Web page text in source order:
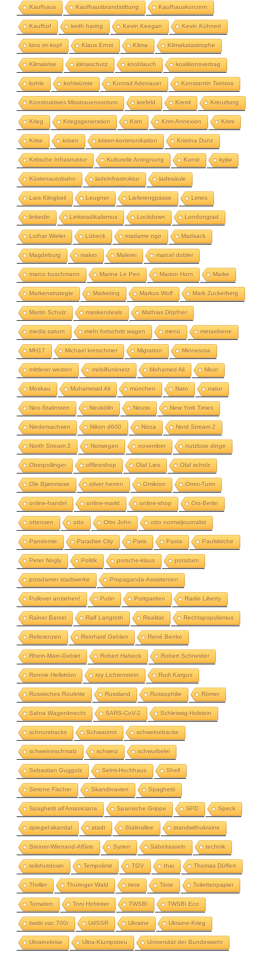
Kaufhaus Kaufhausbrandstiftung Kaufhauskonzern
Kaufhof keith haring Kevin Keegan Kevin Kühnert
kino im kopf Klaus Ernst Klima Klimakatastrophe
Klimakrise klimaschutz knoblauch koalitionsvertrag
kohle kohlwürste Konrad Adenauer Konstantin Tsetsos
Konstruktives Misstrauensvotum krefeld Kreml Kreuzberg
Krieg Kriegsgeneration Krim Krim-Annexion Krimi
Krise krisen krisen-kommunikation Kristina Dunz
Kritische Infrastruktur Kulturelle Aneignung Kunst kyjiw
Küstenautobahn ladeinfrastruktur ladesäule
Lars Klingbeil Leugner Lieferengpässe Limes
linkedin Linksradikalismus Lockdown Londongrad
Lothar Wieler Lübeck madame ngo Madsack
Magdeburg makro Malerei marcel dobler
marco buschmann Marine Le Pen Marion Horn Marke
Markenstrategie Marketing Markus Wolf Mark Zuckerberg
Martin Schulz maskendeals Mathias Döpfner
media saturn mehr fortschritt wagen menü metaebene
MH17 Michael kretschmer Migration Minnesota
mittlerer westen mobilfunknetz Mohamed Ali Moor
Moskau Muhammad Ali münchen Nato natur
Neo-Stalinsten Neukölln Neuss New York Times
Niedersachsen Nikon d600 Nizza Nord Stream 2
North Stream 2 Norwegen november nutzlose dinge
Oberpollinger offlineshop Olaf Lies Olaf scholz
Ole Bjørnmose oliver herren Omikron Omni-Turm
online-handel online-markt online-shop Ost-Berlin
ottensen otto Otto John otto normaljournalist
Pandemie Paradise City Paris Pasta Paulskirche
Peter Nogly Politik porsche-klaus potsdam
potsdamer stadtwerke Propaganda-Assistenten
Pullover anziehen! Putin Puttgarden Radio Liberty
Rainer Barzel Ralf Langroth Realität Rechtspopulismus
Referenzen Reinhard Gehlen René Benko
Rhein-Main-Gebiet Robert Habeck Robert Schneider
Ronnie Hellström roy Lichtenstein Rudi Kargus
Russisches Roulette Russland Russophilie Römer
Sahra Wagenknecht SARS-CoV-2 Schleswig-Holstein
schnurstracks Schwarzrot schweinebacke
schweineschmalz schweiz schwurbelei
Sebastian Guggolz Selmi-Hochhaus Shell
Simone Fischer Skandinavien Spaghetti
Spaghetti all'Amatriciana Spanische Grippe SPD Speck
spiegel-skandal stadt Stalinallee standwithukraine
Steiner-Wienand-Affäre Syrien Säbelrasseln technik
teilshutdown Tempolimit TGV thai Thomas Düffert
Thriller Thüringer Wald tiere Tinte Toilettenpapier
Tomaten Toni Hofreiter TWSBI TWSBI Eco
twsbi vac 700r UdSSR Ukraine Ukraine-Krieg
Ukrainekrise Ultra-Klumpstreu Universität der Bundeswehr